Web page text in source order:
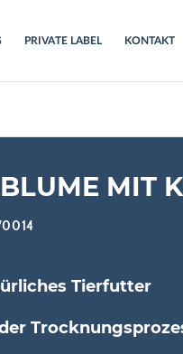
PRIVATE LABEL KONTAKT
MIT
Tierfutter